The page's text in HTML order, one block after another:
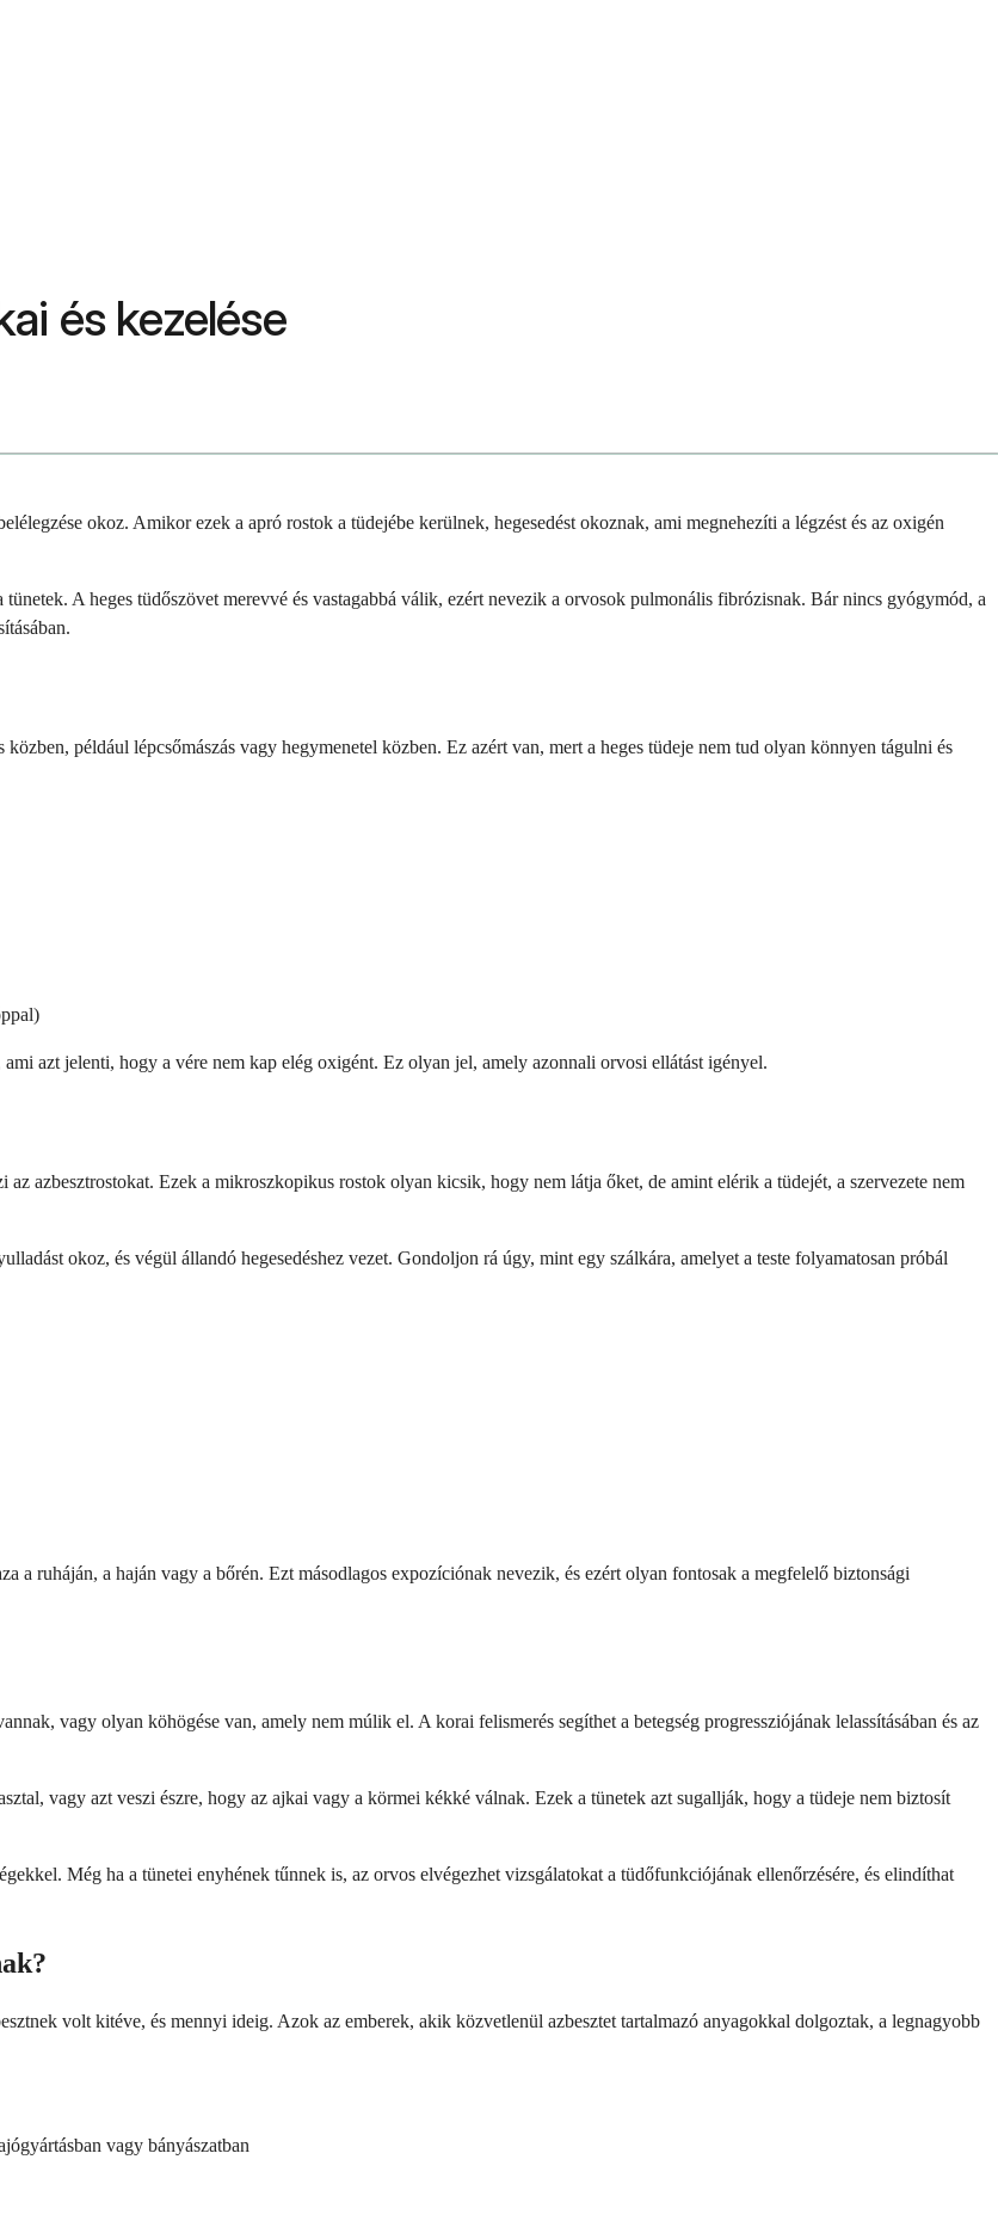
és kezelése
okoz. Amikor ezek a apró rostok a tüdejébe kerülnek, hegesedést okoznak, ami megnehezíti a légzést és az oxigén
A heges tüdőszövet merevvé és vastagabbá válik, ezért nevezik a orvosok pulmonális fibrózisnak. Bár nincs gyógymód, a
például lépcsőmászás vagy hegymenetel közben. Ez azért van, mert a heges tüdeje nem tud olyan könnyen tágulni és
azt jelenti, hogy a vére nem kap elég oxigént. Ez olyan jel, amely azonnali orvosi ellátást igényel.
azbesztrostokat. Ezek a mikroszkopikus rostok olyan kicsik, hogy nem látja őket, de amint elérik a tüdejét, a szervezete nem
okoz, és végül állandó hegesedéshez vezet. Gondoljon rá úgy, mint egy szálkára, amelyet a teste folyamatosan próbál
a ruháján, a haján vagy a bőrén. Ezt másodlagos expozíciónak nevezik, és ezért olyan fontosak a megfelelő biztonsági
vagy olyan köhögése van, amely nem múlik el. A korai felismerés segíthet a betegség progressziójának lelassításában és az
vagy azt veszi észre, hogy az ajkai vagy a körmei kékké válnak. Ezek a tünetek azt sugallják, hogy a tüdeje nem biztosít
Még ha a tünetei enyhének tűnnek is, az orvos elvégezhet vizsgálatokat a tüdőfunkciójának ellenőrzésére, és elindíthat
volt kitéve, és mennyi ideig. Azok az emberek, akik közvetlenül azbesztet tartalmazó anyagokkal dolgoztak, a legnagyobb
vagy bányászatban